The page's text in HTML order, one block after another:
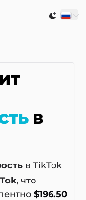
Switch
в
в TikTok
, что
$196.50